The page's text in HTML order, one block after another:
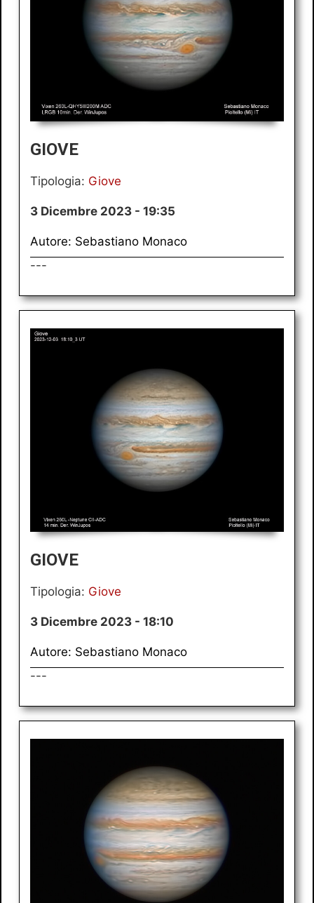
GIOVE
Tipologia: Giove
3 Dicembre 2023 - 19:35
Autore: Sebastiano Monaco
---
GIOVE
Tipologia: Giove
3 Dicembre 2023 - 18:10
Autore: Sebastiano Monaco
---